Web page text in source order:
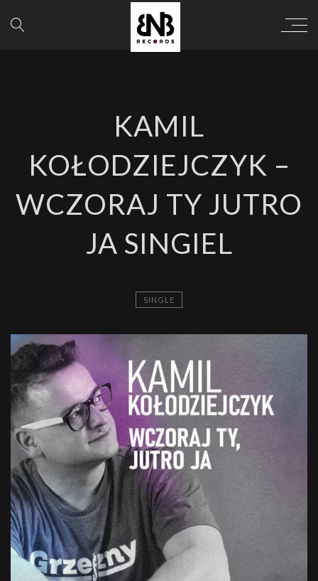
KAMIL
KOŁODZIEJCZYK –
WCZORAJ TY JUTRO
JA SINGIEL
SINGLE